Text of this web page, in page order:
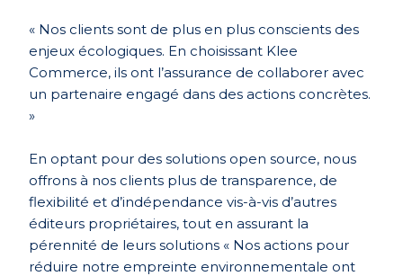
« Nos clients sont de plus en plus conscients des
enjeux écologiques. En choisissant Klee
Commerce, ils ont l’assurance de collaborer avec
un partenaire engagé dans des actions concrètes.
»
En optant pour des solutions open source, nous
offrons à nos clients plus de transparence, de
flexibilité et d’indépendance vis-à-vis d’autres
éditeurs propriétaires, tout en assurant la
pérennité de leurs solutions « Nos actions pour
réduire notre empreinte environnementale ont